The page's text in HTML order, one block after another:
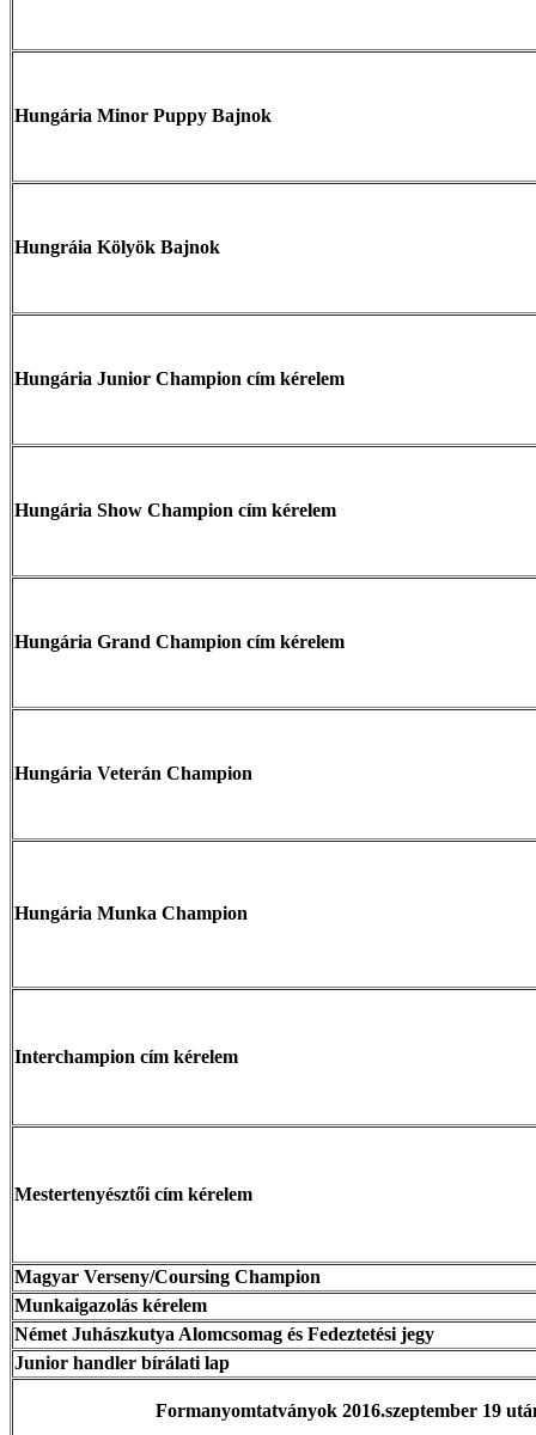
Hungária Minor Puppy Bajnok
Hungráia Kölyök Bajnok
Hungária Junior Champion cím kérelem
Hungária Show Champion cím kérelem
Hungária Grand Champion cím kérelem
Hungária Veterán Champion
Hungária Munka Champion
Interchampion cím kérelem
Mestertenyésztői cím kérelem
Magyar Verseny/Coursing Champion
Munkaigazolás kérelem
Német Juhászkutya Alomcsomag és Fedeztetési jegy
Junior handler bírálati lap
Formanyomtatványok 2016.szeptember 19